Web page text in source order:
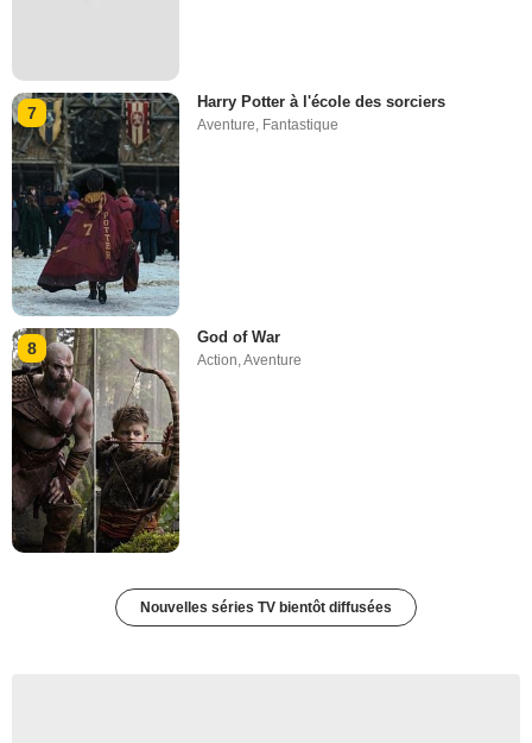
7
Harry Potter à l'école des sorciers
Aventure, Fantastique
8
God of War
Action,Aventure
Nouvelles séries TV bientôt diffusées